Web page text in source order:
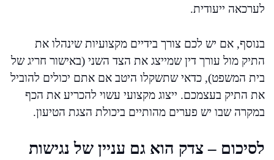
לערכאה ייעודית.
בנוסף, אם יש לכם צורך בידיים מקצועיות שינהלו את
התיק מול עורך דין שמייצג את הצד השני (באישור חריג של
בית המשפט), כדאי שתשקלו היטב אם אתם יכולים להוביל
את התיק בעצמכם. ייצוג מקצועי עשוי להכריע את הכף
במקרה שבו יש פערים מהותיים ביכולת הצגת הטיעון.
לסיכום – צדק הוא גם עניין של נגישות